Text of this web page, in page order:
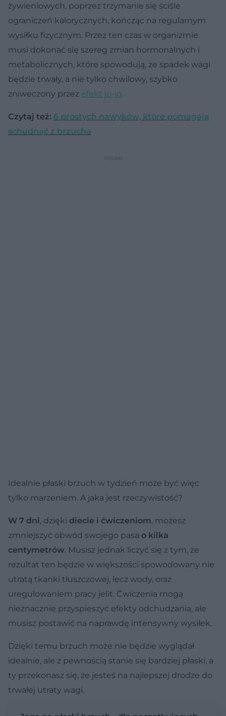
żywieniowych, poprzez trzymanie się ściśle
ograniczeń kalorycznych, kończąc na regularnym
wysiłku fizycznym. Przez ten czas w organizmie
musi dokonać się szereg zmian hormonalnych i
metabolicznych, które spowodują, że spadek wagi
będzie trwały, a nie tylko chwilowy, szybko
zniweczony przez efekt jo-jo.
Czytaj też: 6 prostych nawyków, które pomagają
schudnąć z brzucha
Idealnie płaski brzuch w tydzień może być więc
tylko marzeniem. A jaka jest rzeczywistość?
W 7 dni, dzięki diecie i ćwiczeniom, możesz
zmniejszyć obwód swojego pasa o kilka
centymetrów. Musisz jednak liczyć się z tym, że
rezultat ten będzie w większości spowodowany nie
utratą tkanki tłuszczowej, lecz wody, oraz
uregulowaniem pracy jelit. Ćwiczenia mogą
nieznacznie przyspieszyć efekty odchudzania, ale
musisz postawić na naprawdę intensywny wysiłek.
Dzięki temu brzuch może nie będzie wyglądał
idealnie, ale z pewnością stanie się bardziej płaski, a
ty przekonasz się, że jesteś na najlepszej drodze do
trwałej utraty wagi.